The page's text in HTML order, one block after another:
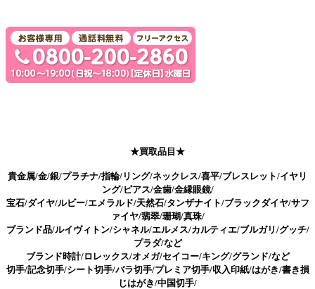
★買取品目★
貴金属/金/銀/プラチナ/指輪/リング/ネックレス/喜平/ブレスレット/イヤリ
ング/ピアス/金歯/金縁眼鏡/
宝石/ダイヤ/ルビー/エメラルド/天然石/タンザナイト/ブラックダイヤ/サフ
ァイヤ/翡翠/珊瑚/真珠/
ブランド品/ルイヴィトン/シャネル/エルメス/カルティエ/ブルガリ/グッチ/
プラダ/など
ブランド時計/ロレックス/オメガ/セイコー/キング/グランド/など
切手/記念切手/シート切手/バラ切手/プレミア切手/収入印紙/はがき/書き損
じはがき/中国切手/